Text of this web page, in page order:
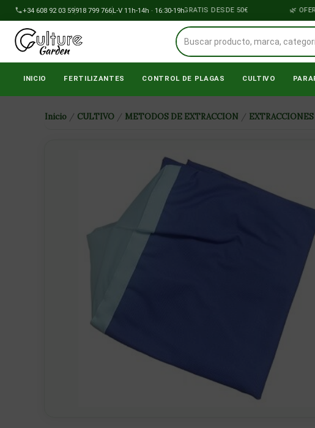
al
contenido
+34 608 92 03 59918 799 766L-V 11h-14h · 16:30-19h
ENVÍOS A PENÍNSULA GRATIS DESDE 50€
INICIO FERTILIZANTES CONTROL DE PLAGAS CULTIVO
Inicio / CULTIVO / METODOS DE EXTRACCION /